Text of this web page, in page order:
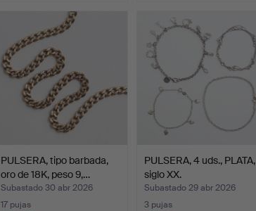
PULSERA, tipo barbada,
oro de 18K, peso 9,…
Subastado 30 abr 2026
17 pujas
PULSERA, 4 uds., PLATA,
siglo XX.
Subastado 29 abr 2026
3 pujas